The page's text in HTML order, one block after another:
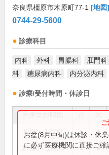
奈良県橿原市木原町77-1 [地図]
0744-29-5600
診療科目
内科 外科 胃腸科 肛門科
科
糖尿病内科 内分泌内科
診療/受付時間・休診日
9:00～12:00 ● ●
17:00～19:00 ● ●
お盆(8月中旬)は休診・休
に必ず医療機関に直接ご確